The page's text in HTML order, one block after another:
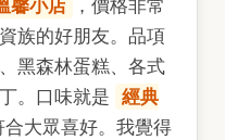
馨小店
，價格非常
族的好朋友。品項
黑森林蛋糕、各式
。口味就是 經典
合大眾喜好。我覺得